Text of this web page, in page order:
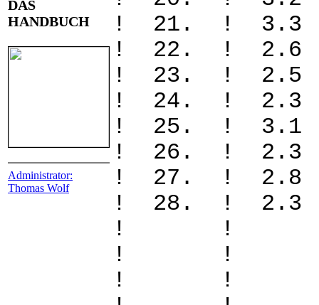
DAS
HANDBUCH
Administrator:
Thomas Wolf
! 21. !
! 22. !
! 23. !
! 24. !
! 25. !
! 26. !
! 27. !
! 28. !
!
!
!